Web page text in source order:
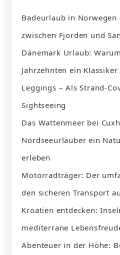
Badeurlaub in Norwegen
zwischen Fjorden und
Dänemark Urlaub:
Jahrzehnten ein
Leggings – Als Strand-
Sightseeing
Das Wattenmeer bei
Nordseeurlauber ein
erleben
Motorradträger: Der
den sicheren Transport
Kroatien entdecken:
mediterrane
Abenteuer in der Höhe: